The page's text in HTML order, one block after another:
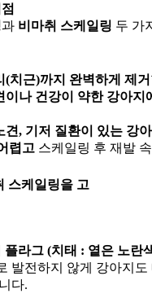
과 비마취 스케일링 두 가
(치근)까지 완벽하게 제거
이나 건강이 약한 강아지
견, 기저 질환이 있는 강
렵고 스케일링 후 재발
스케일링을 고
플라그 (치태 : 옅은 노란
발전하지 않게 강아지
다.